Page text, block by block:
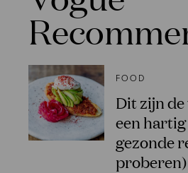
FOOD
Dit zijn
een
gezonde
proberen)